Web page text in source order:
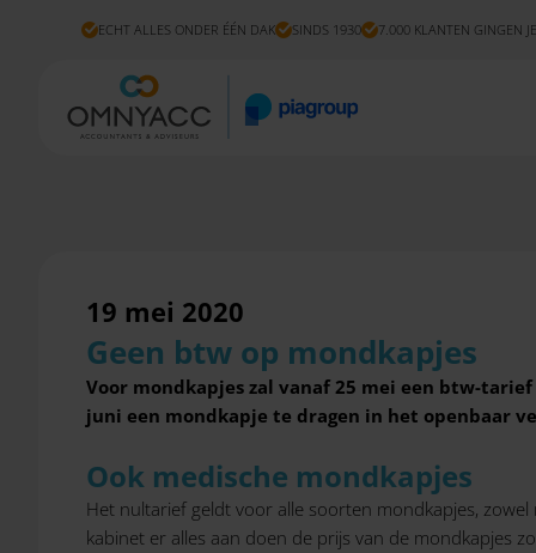
ECHT ALLES ONDER ÉÉN DAK SINDS 1930 7.000 KLANTEN GINGEN
19 mei 2020
Geen btw op mondkapjes
Voor mondkapjes zal vanaf 25 mei een btw-
juni een mondkapje te dragen in het openbaar
Ook medische mondkapjes
Het nultarief geldt voor alle soorten mondkapjes,
kabinet er alles aan doen de prijs van de mondkapjes